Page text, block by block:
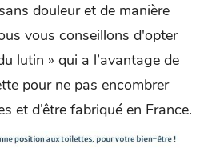
douleur et de manière
vous conseillons d'opter
lutin » qui a l’avantage de
pour ne pas encombrer
et d’être fabriqué en France.